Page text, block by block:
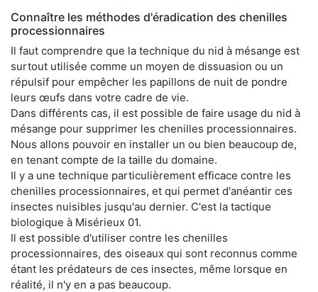
Connaître les méthodes d'éradication des chenilles
processionnaires
Il faut comprendre que la technique du nid à mésange est
surtout utilisée comme un moyen de dissuasion ou un
répulsif pour empêcher les papillons de nuit de pondre
leurs œufs dans votre cadre de vie.
Dans différents cas, il est possible de faire usage du nid à
mésange pour supprimer les chenilles processionnaires.
Nous allons pouvoir en installer un ou bien beaucoup de,
en tenant compte de la taille du domaine.
Il y a une technique particulièrement efficace contre les
chenilles processionnaires, et qui permet d'anéantir ces
insectes nuisibles jusqu'au dernier. C'est la tactique
biologique à Misérieux 01.
Il est possible d'utiliser contre les chenilles
processionnaires, des oiseaux qui sont reconnus comme
étant les prédateurs de ces insectes, même lorsque en
réalité, il n'y en a pas beaucoup.